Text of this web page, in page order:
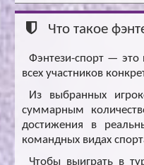
Что такое
Фэнтези-спорт — это
всех участников
Из выбранных
суммарным
достижения в
командных видах
Чтобы выиграть в